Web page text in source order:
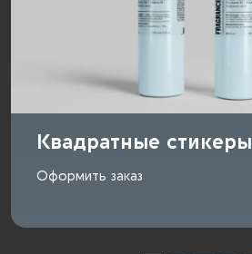
Квадратные стикеры
Оформить заказ